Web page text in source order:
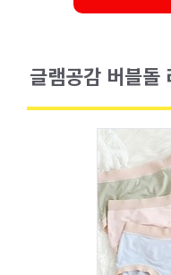
글램공감 버블돌